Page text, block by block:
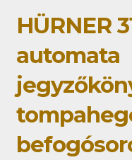
HÜRNER
automata